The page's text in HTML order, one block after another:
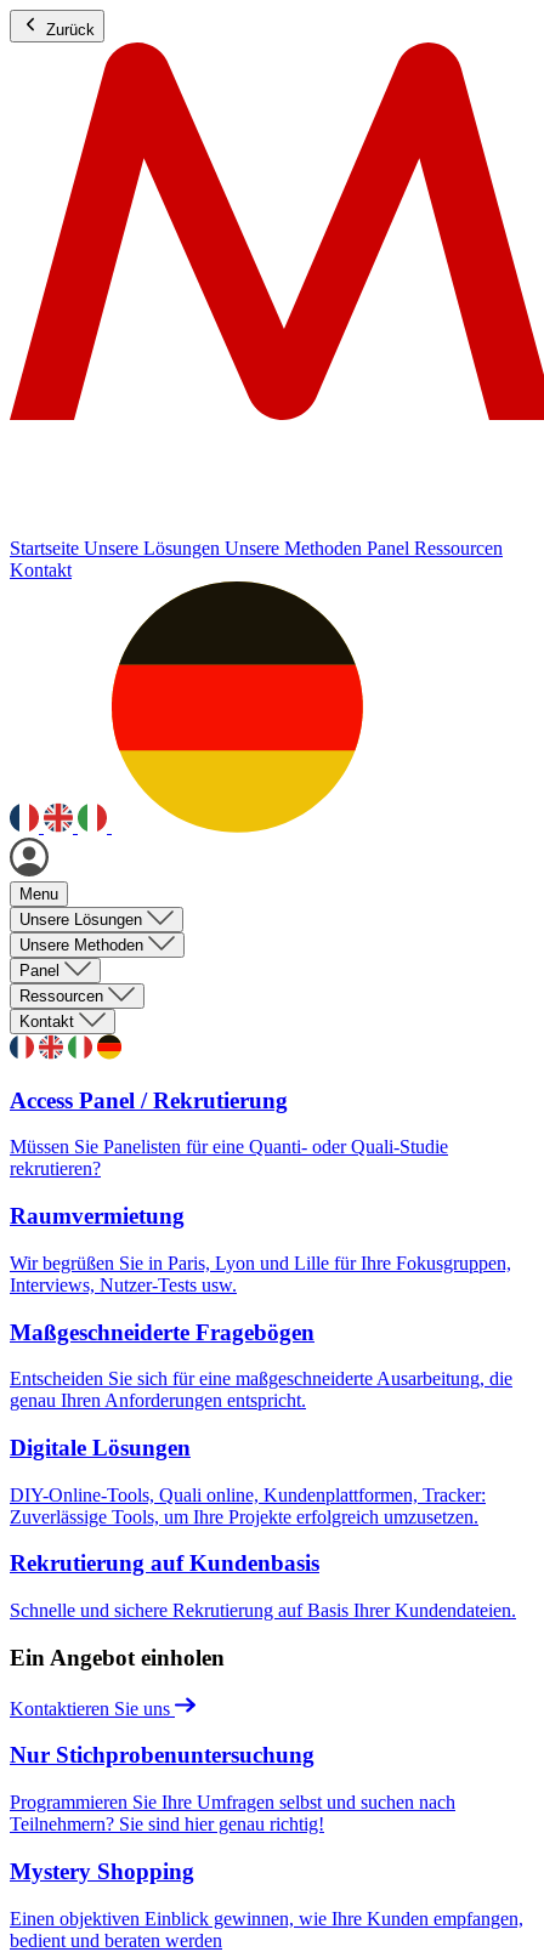
Zurück
Startseite Unsere Lösungen Unsere Methoden Panel Ressourcen
Kontakt
Menu
Unsere Lösungen
Unsere Methoden
Panel
Ressourcen
Kontakt
Access Panel / Rekrutierung
Müssen Sie Panelisten für eine Quanti- oder Quali-Studie
rekrutieren?
Raumvermietung
Wir begrüßen Sie in Paris, Lyon und Lille für Ihre Fokusgruppen,
Interviews, Nutzer-Tests usw.
Maßgeschneiderte Fragebögen
Entscheiden Sie sich für eine maßgeschneiderte Ausarbeitung, die
genau Ihren Anforderungen entspricht.
Digitale Lösungen
DIY-Online-Tools, Quali online, Kundenplattformen, Tracker:
Zuverlässige Tools, um Ihre Projekte erfolgreich umzusetzen.
Rekrutierung auf Kundenbasis
Schnelle und sichere Rekrutierung auf Basis Ihrer Kundendateien.
Ein Angebot einholen
Kontaktieren Sie uns
Nur Stichprobenuntersuchung
Programmieren Sie Ihre Umfragen selbst und suchen nach
Teilnehmern? Sie sind hier genau richtig!
Mystery Shopping
Einen objektiven Einblick gewinnen, wie Ihre Kunden empfangen,
bedient und beraten werden